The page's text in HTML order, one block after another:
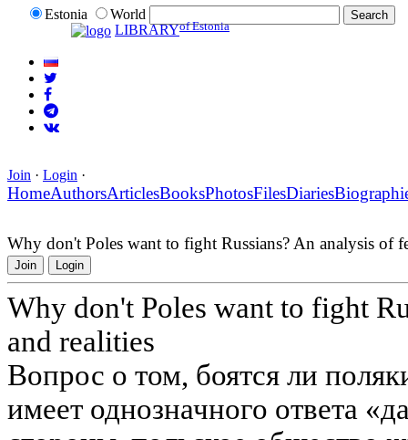
Estonia
World
LIBRARYof Estonia
Join · Login ·
HomeAuthorsArticlesBooksPhotosFilesDiaries
Why don't Poles want to fight Russians? An analysis of
Join Login
Why don't Poles want to fight
and realities
Вопрос о том, боятся ли
имеет однозначного ответа